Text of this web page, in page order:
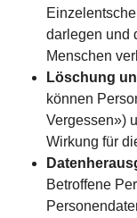
darlegen und
Menschen
Löschung
können
Ver­gessen»)
Wirkung für
Betroffene